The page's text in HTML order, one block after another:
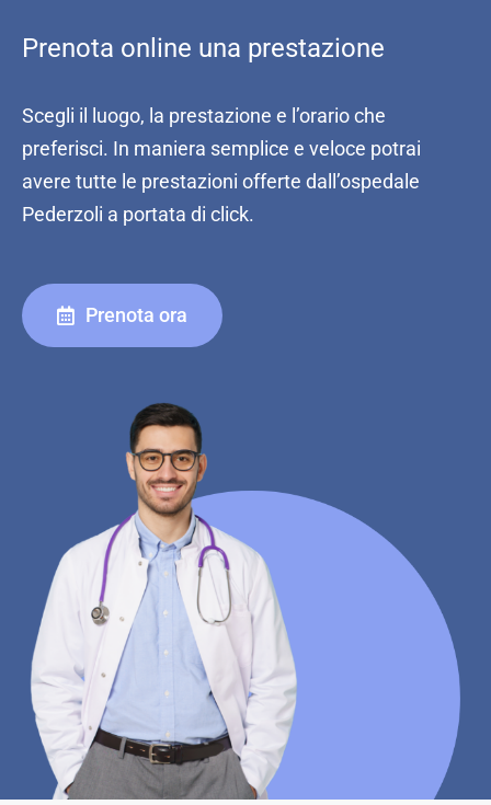
Prenota online una prestazione
Scegli il luogo, la prestazione e l’orario che
preferisci. In maniera semplice e veloce potrai
avere tutte le prestazioni offerte dall’ospedale
Pederzoli a portata di click.
Prenota ora